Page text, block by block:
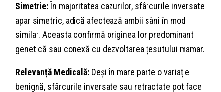
Simetrie:În majoritatea cazurilor, sfârcurile inversate
apar simetric, adică afectează ambii sâni în mod
similar. Aceasta confirmă originea lor predominant
genetică sau conexă cu dezvoltarea țesutului mamar.
Relevanță Medicală: Deși în mare parte o variație
benignă, sfârcurile inversate sau retractate pot face